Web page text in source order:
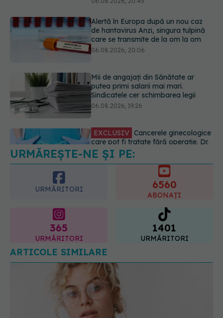
putea primi salarii mai mari.
Sindicatele cer schimbarea legii
06.08.2026, 19:26
care pot fi tratate fără operație. Dr.
Sorin Bogdan (SANADOR): Chirurgia
este indicată doar punctual, pentru
anumite categorii de paciente
EXCLUSIV Brahiterapie vs
radioterapie externă în cancerul
ginecologic. Dr. Sorin Bogdan
(SANADOR) explică diferența și
cum acționează tratamentul
URMĂREȘTE-NE ȘI PE:
URMĂRITORI
ABONAȚI
URMĂRITORI
1401
URMĂRITORI
ARTICOLE SIMILARE